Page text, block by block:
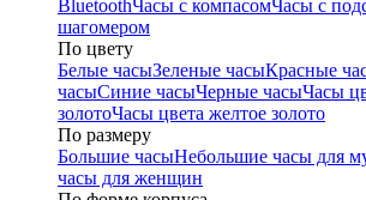
BluetoothЧасы с компасомЧасы с
шагомером
По цвету
Белые часыЗеленые часыКрасные
часыСиние часыЧерные часыЧасы
золотоЧасы цвета желтое золото
По размеру
Большие часыНебольшие часы для
часы для женщин